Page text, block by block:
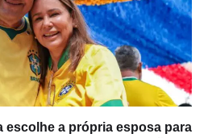
escolhe a própria esposa para